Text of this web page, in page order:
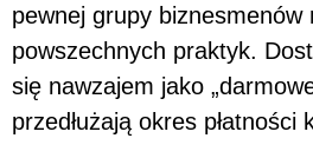
pewnej grupy biznesmenów
powszechnych praktyk.
się nawzajem jako
przedłużają okres płatności